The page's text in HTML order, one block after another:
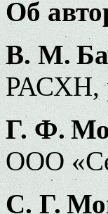
Об
В. М.
РАСХН,
Г. Ф.
ООО
С. Г.